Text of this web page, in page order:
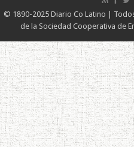
© 1890-2025 Diario Co Latino |
de la Sociedad Cooperativa de